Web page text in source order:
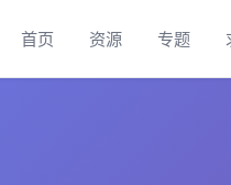
首页 资源 专题